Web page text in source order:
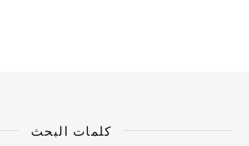
كلمات البحث